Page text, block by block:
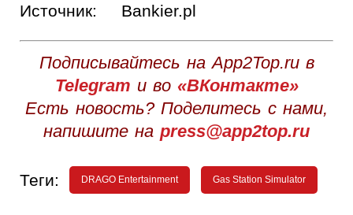
Источник: Bankier.pl
Подписывайтесь на App2Top.ru в
Telegram и во «ВКонтакте»
Есть новость? Поделитесь с нами,
напишите на press@app2top.ru
Теги: DRAGO Entertainment Gas Station Simulator